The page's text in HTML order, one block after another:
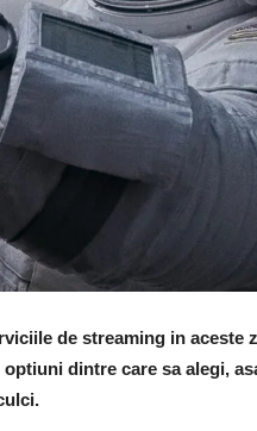
de streaming in aceste
dintre care sa alegi,